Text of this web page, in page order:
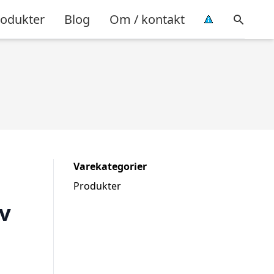
Blog Om / kontakt
Varekategorier
Produkter